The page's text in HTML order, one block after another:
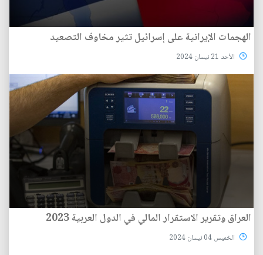
الهجمات الإيرانية على إسرائيل تثير مخاوف التصعيد
الأحد 21 نيسان 2024
العراق وتقرير الاستقرار المالي في الدول العربية 2023
الخميس 04 نيسان 2024